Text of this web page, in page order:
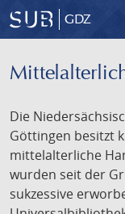
GDZ
Die
Göttingen besitzt
mittelalterliche
wurden seit der
sukzessive